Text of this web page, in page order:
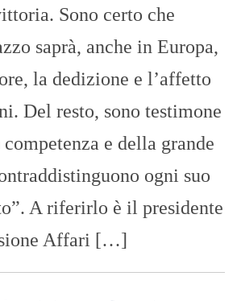
Sono certo che
saprà, anche in Europa,
la dedizione e l’affetto
Del resto, sono testimone
e della grande
ogni suo
A riferirlo è il presidente
Affari […]